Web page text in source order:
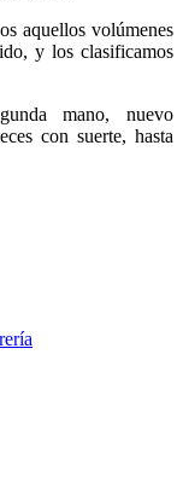
aquellos volúmenes
y los clasificamos
mano, nuevo
con suerte, hasta